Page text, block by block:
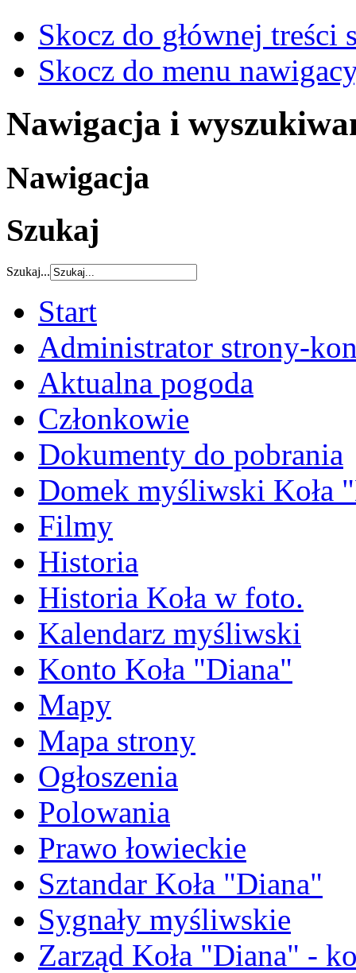
Skocz do głównej treści
Skocz do menu
Nawigacja i
Nawigacja
Szukaj
Szukaj...
Start
Administrator strony-
Aktualna pogoda
Członkowie
Dokumenty do pobrania
Domek myśliwski Koła
Filmy
Historia
Historia Koła w foto.
Kalendarz myśliwski
Konto Koła "Diana"
Mapy
Mapa strony
Ogłoszenia
Polowania
Prawo łowieckie
Sztandar Koła "Diana"
Sygnały myśliwskie
Zarząd Koła "Diana" -